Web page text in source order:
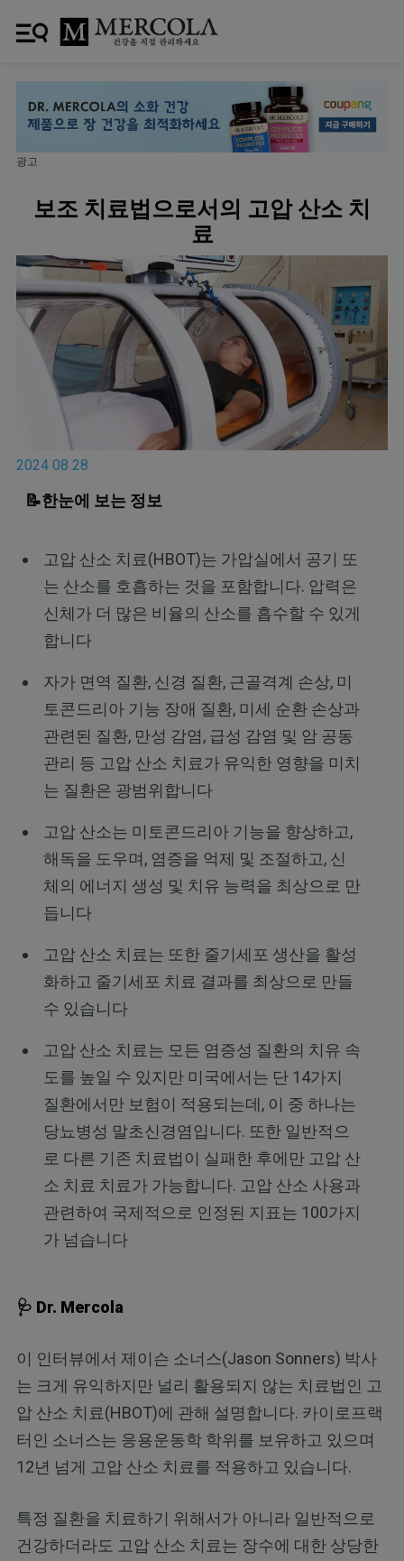
광고
보조 치료법으로서의 고압 산소 치
료
2024 08 28
📝한눈에 보는 정보
고압 산소 치료(HBOT)는 가압실에서 공기 또
는 산소를 호흡하는 것을 포함합니다. 압력은
신체가 더 많은 비율의 산소를 흡수할 수 있게
합니다
자가 면역 질환, 신경 질환, 근골격계 손상, 미
토콘드리아 기능 장애 질환, 미세 순환 손상과
관련된 질환, 만성 감염, 급성 감염 및 암 공동
관리 등 고압 산소 치료가 유익한 영향을 미치
는 질환은 광범위합니다
고압 산소는 미토콘드리아 기능을 향상하고,
해독을 도우며, 염증을 억제 및 조절하고, 신
체의 에너지 생성 및 치유 능력을 최상으로 만
듭니다
고압 산소 치료는 또한 줄기세포 생산을 활성
화하고 줄기세포 치료 결과를 최상으로 만들
수 있습니다
고압 산소 치료는 모든 염증성 질환의 치유 속
도를 높일 수 있지만 미국에서는 단 14가지
질환에서만 보험이 적용되는데, 이 중 하나는
당뇨병성 말초신경염입니다. 또한 일반적으
로 다른 기존 치료법이 실패한 후에만 고압 산
소 치료 치료가 가능합니다. 고압 산소 사용과
관련하여 국제적으로 인정된 지표는 100가지
가 넘습니다
🩺 Dr. Mercola
이 인터뷰에서 제이슨 소너스(Jason Sonners) 박사
는 크게 유익하지만 널리 활용되지 않는 치료법인 고
압 산소 치료(HBOT)에 관해 설명합니다. 카이로프랙
터인 소너스는 응용운동학 학위를 보유하고 있으며
12년 넘게 고압 산소 치료를 적용하고 있습니다.
특정 질환을 치료하기 위해서가 아니라 일반적으로
건강하더라도 고압 산소 치료는 장수에 대한 상당한